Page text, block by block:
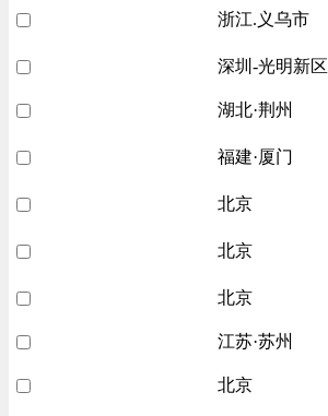
浙江.义乌市
深圳-光明新区
湖北·荆州
福建·厦门
北京
北京
北京
江苏·苏州
北京